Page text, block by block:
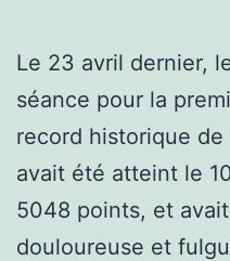
Le 23 avril dernier,
séance pour la
record historique de
avait été atteint le
5048 points, et
douloureuse et